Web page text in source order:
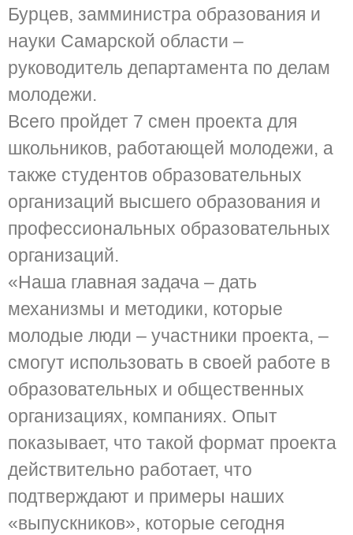
Бурцев, замминистра образования и
науки Самарской области –
руководитель департамента по делам
молодежи.
Всего пройдет 7 смен проекта для
школьников, работающей молодежи, а
также студентов образовательных
организаций высшего образования и
профессиональных образовательных
организаций.
«Наша главная задача – дать
механизмы и методики, которые
молодые люди – участники проекта, –
смогут использовать в своей работе в
образовательных и общественных
организациях, компаниях. Опыт
показывает, что такой формат проекта
действительно работает, что
подтверждают и примеры наших
«выпускников», которые сегодня